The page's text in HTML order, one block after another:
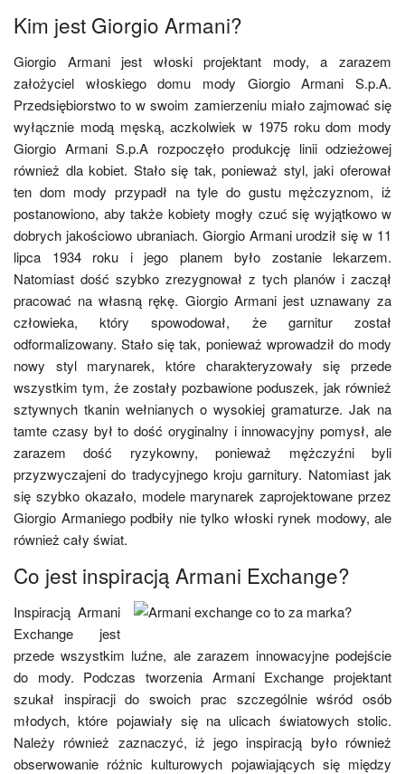
Kim jest Giorgio Armani?
Giorgio Armani jest włoski projektant mody, a zarazem
założyciel włoskiego domu mody Giorgio Armani S.p.A.
Przedsiębiorstwo to w swoim zamierzeniu miało zajmować się
wyłącznie modą męską, aczkolwiek w 1975 roku dom mody
Giorgio Armani S.p.A rozpoczęło produkcję linii odzieżowej
również dla kobiet. Stało się tak, ponieważ styl, jaki oferował
ten dom mody przypadł na tyle do gustu mężczyznom, iż
postanowiono, aby także kobiety mogły czuć się wyjątkowo w
dobrych jakościowo ubraniach. Giorgio Armani urodził się w 11
lipca 1934 roku i jego planem było zostanie lekarzem.
Natomiast dość szybko zrezygnował z tych planów i zaczął
pracować na własną rękę. Giorgio Armani jest uznawany za
człowieka, który spowodował, że garnitur został
odformalizowany. Stało się tak, ponieważ wprowadził do mody
nowy styl marynarek, które charakteryzowały się przede
wszystkim tym, że zostały pozbawione poduszek, jak również
sztywnych tkanin wełnianych o wysokiej gramaturze. Jak na
tamte czasy był to dość oryginalny i innowacyjny pomysł, ale
zarazem dość ryzykowny, ponieważ mężczyźni byli
przyzwyczajeni do tradycyjnego kroju garnitury. Natomiast jak
się szybko okazało, modele marynarek zaprojektowane przez
Giorgio Armaniego podbiły nie tylko włoski rynek modowy, ale
również cały świat.
Co jest inspiracją Armani Exchange?
Inspiracją Armani
Exchange jest
przede wszystkim luźne, ale zarazem innowacyjne podejście
do mody. Podczas tworzenia Armani Exchange projektant
szukał inspiracji do swoich prac szczególnie wśród osób
młodych, które pojawiały się na ulicach światowych stolic.
Należy również zaznaczyć, iż jego inspiracją było również
obserwowanie różnic kulturowych pojawiających się między